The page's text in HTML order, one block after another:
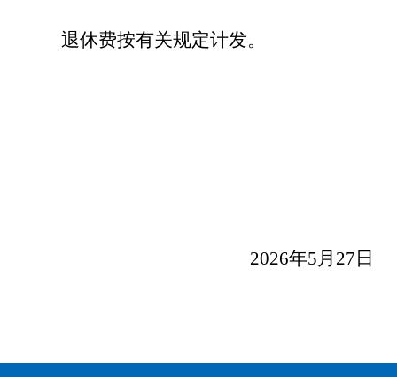
退休费按有关规定计发。
2026年5 月 27 日